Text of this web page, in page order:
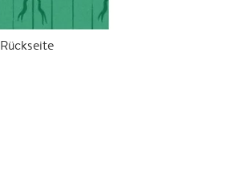
Rückseite